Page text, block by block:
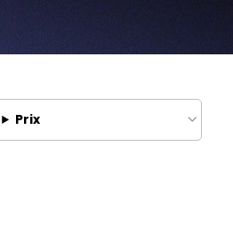
Prix